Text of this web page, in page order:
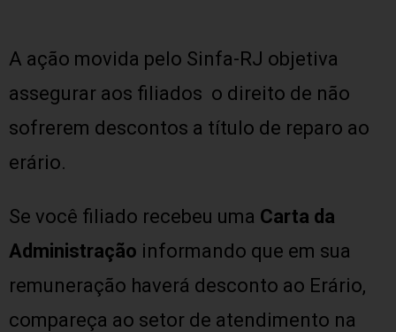
A ação movida pelo Sinfa-RJ objetiva
assegurar aos filiados o direito de não
sofrerem descontos a título de reparo ao
erário.
Se você filiado recebeu uma Carta da
Administração informando que em sua
remuneração haverá desconto ao Erário,
compareça ao setor de atendimento na